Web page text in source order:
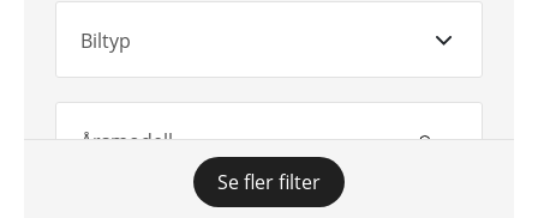
Biltyp
Årsmodell
Se fler filter